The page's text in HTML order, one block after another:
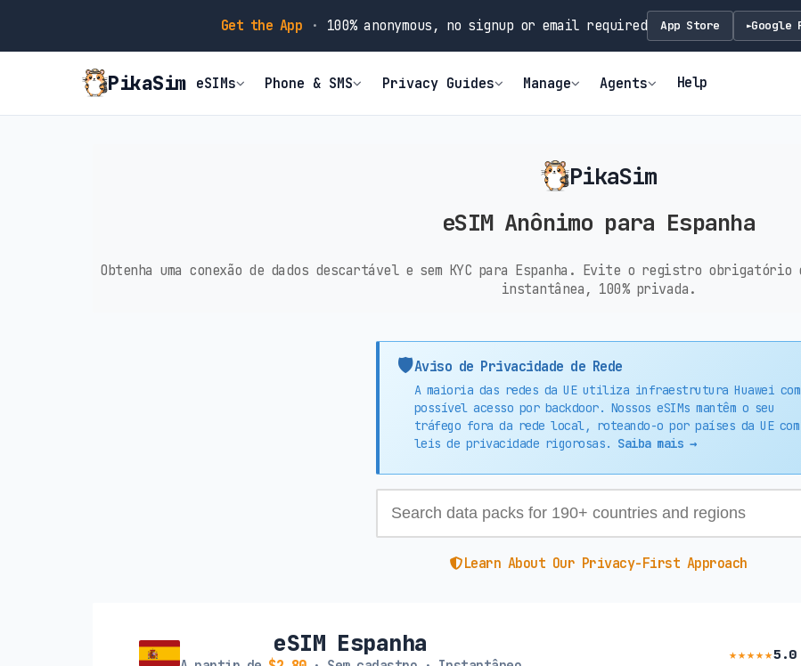
Get the App · 100% anonymous, no signup or email required App Store ►Google
PikaSim eSIMs Phone & SMS Privacy Guides Manage Agents Help
PikaSim
eSIM Anônimo para Espanha
Obtenha uma conexão de dados descartável e sem KYC para Espanha. Evite o registro
instantânea, 100% privada.
🛡️Aviso de Privacidade de Rede
A maioria das redes da UE utiliza infraestrutura Huawei com
possível acesso por backdoor. Nossos eSIMs mantêm o seu
tráfego fora da rede local, roteando-o por países da UE com
leis de privacidade rigorosas. Saiba mais →
Learn About Our Privacy-First Approach
eSIM Espanha ★★★★★5.0